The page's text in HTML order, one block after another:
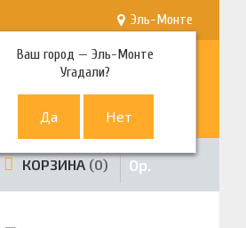
Эль-Монте
Ваш город —Эль-Монте
Угадали?
телефон
80-80
КОРЗИНА 0 0р.